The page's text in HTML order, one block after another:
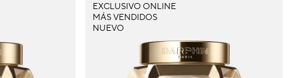
EXCLUSIVO ONLINE
MÁS VENDIDOS
NUEVO